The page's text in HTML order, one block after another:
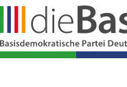
Zum
springen